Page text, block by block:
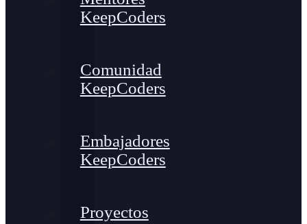
KeepCoders
Comunidad
KeepCoders
Embajadores
KeepCoders
Proyectos